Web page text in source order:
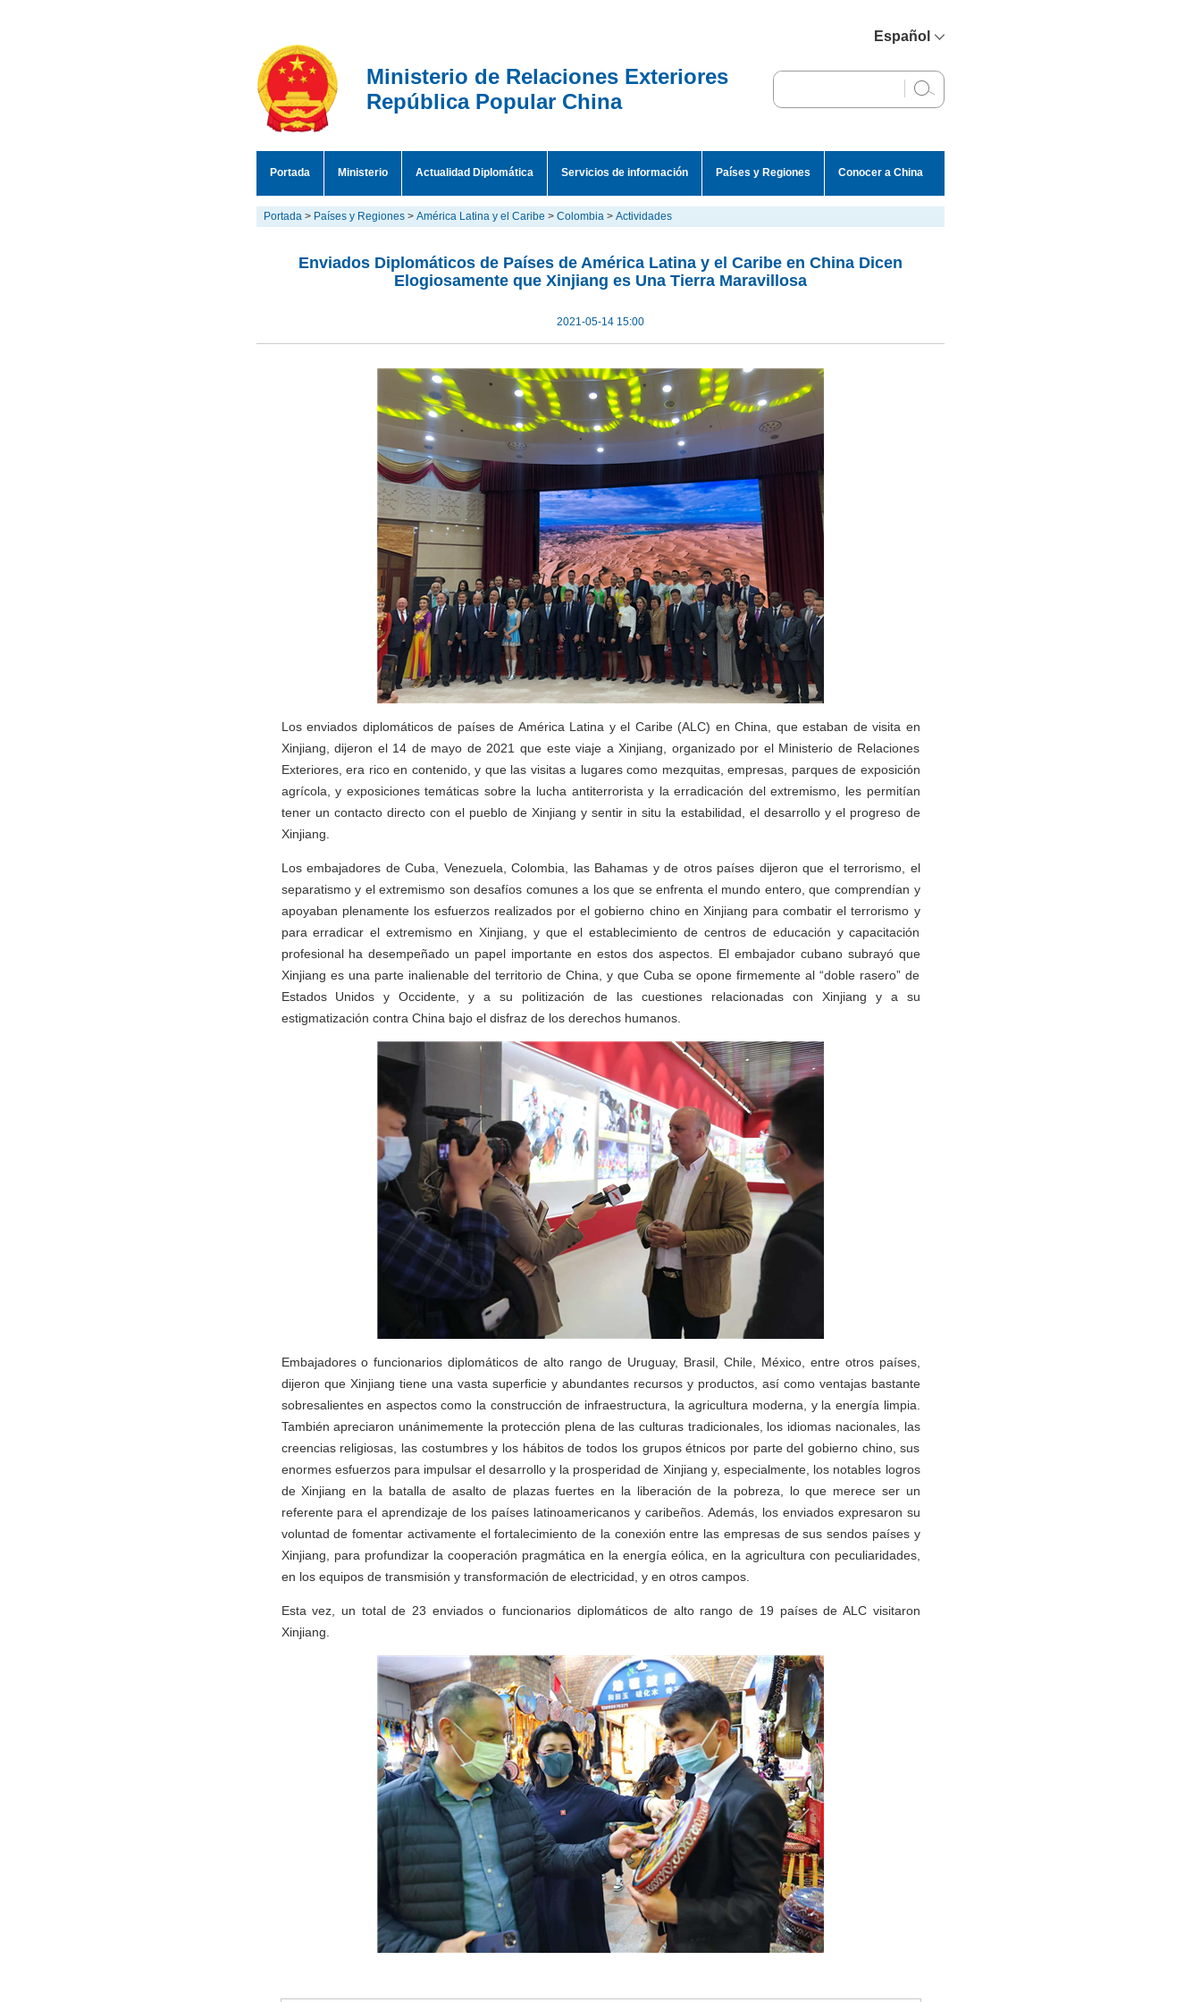
Español
English
Ministerio de Relaciones Exteriores
República Popular China
Portada Ministerio Actualidad Diplomática Servicios de información Países y Regiones Conocer a China
Portada > Países y Regiones > América Latina y el Caribe > Colombia > Actividades
Enviados Diplomáticos de Países de América Latina y el Caribe en China Dicen
Elogiosamente que Xinjiang es Una Tierra Maravillosa
2021-05-14 15:00
Los enviados diplomáticos de países de América Latina y el Caribe (ALC) en China, que estaban de visita en
Xinjiang, dijeron el 14 de mayo de 2021 que este viaje a Xinjiang, organizado por el Ministerio de Relaciones
Exteriores, era rico en contenido, y que las visitas a lugares como mezquitas, empresas, parques de exposición
agrícola, y exposiciones temáticas sobre la lucha antiterrorista y la erradicación del extremismo, les permitían
tener un contacto directo con el pueblo de Xinjiang y sentir in situ la estabilidad, el desarrollo y el progreso de
Xinjiang.
Los embajadores de Cuba, Venezuela, Colombia, las Bahamas y de otros países dijeron que el terrorismo, el
separatismo y el extremismo son desafíos comunes a los que se enfrenta el mundo entero, que comprendían y
apoyaban plenamente los esfuerzos realizados por el gobierno chino en Xinjiang para combatir el terrorismo y
para erradicar el extremismo en Xinjiang, y que el establecimiento de centros de educación y capacitación
profesional ha desempeñado un papel importante en estos dos aspectos. El embajador cubano subrayó que
Xinjiang es una parte inalienable del territorio de China, y que Cuba se opone firmemente al “doble rasero” de
Estados Unidos y Occidente, y a su politización de las cuestiones relacionadas con Xinjiang y a su
estigmatización contra China bajo el disfraz de los derechos humanos.
Embajadores o funcionarios diplomáticos de alto rango de Uruguay, Brasil, Chile, México, entre otros países,
dijeron que Xinjiang tiene una vasta superficie y abundantes recursos y productos, así como ventajas bastante
sobresalientes en aspectos como la construcción de infraestructura, la agricultura moderna, y la energía limpia.
También apreciaron unánimemente la protección plena de las culturas tradicionales, los idiomas nacionales, las
creencias religiosas, las costumbres y los hábitos de todos los grupos étnicos por parte del gobierno chino, sus
enormes esfuerzos para impulsar el desarrollo y la prosperidad de Xinjiang y, especialmente, los notables logros
de Xinjiang en la batalla de asalto de plazas fuertes en la liberación de la pobreza, lo que merece ser un
referente para el aprendizaje de los países latinoamericanos y caribeños. Además, los enviados expresaron su
voluntad de fomentar activamente el fortalecimiento de la conexión entre las empresas de sus sendos países y
Xinjiang, para profundizar la cooperación pragmática en la energía eólica, en la agricultura con peculiaridades,
en los equipos de transmisión y transformación de electricidad, y en otros campos.
Esta vez, un total de 23 enviados o funcionarios diplomáticos de alto rango de 19 países de ALC visitaron
Xinjiang.